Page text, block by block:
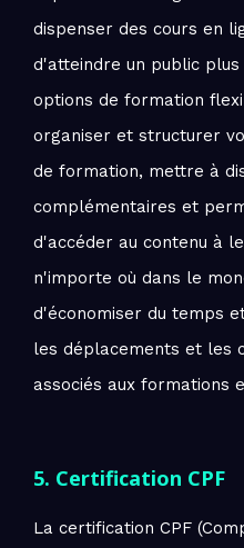
dispenser des cours en
d'atteindre un public
options de formation
organiser et structurer
de formation, mettre à
complémentaires et
d'accéder au contenu à
n'importe où dans le
d'économiser du temps
les déplacements et les
associés aux formations
5. Certification CPF
La certification CPF